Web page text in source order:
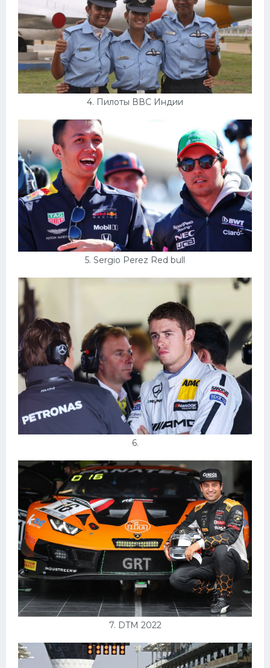
4. Пилоты ВВС Индии
5. Sergio Perez Red bull
6.
7. DTM 2022